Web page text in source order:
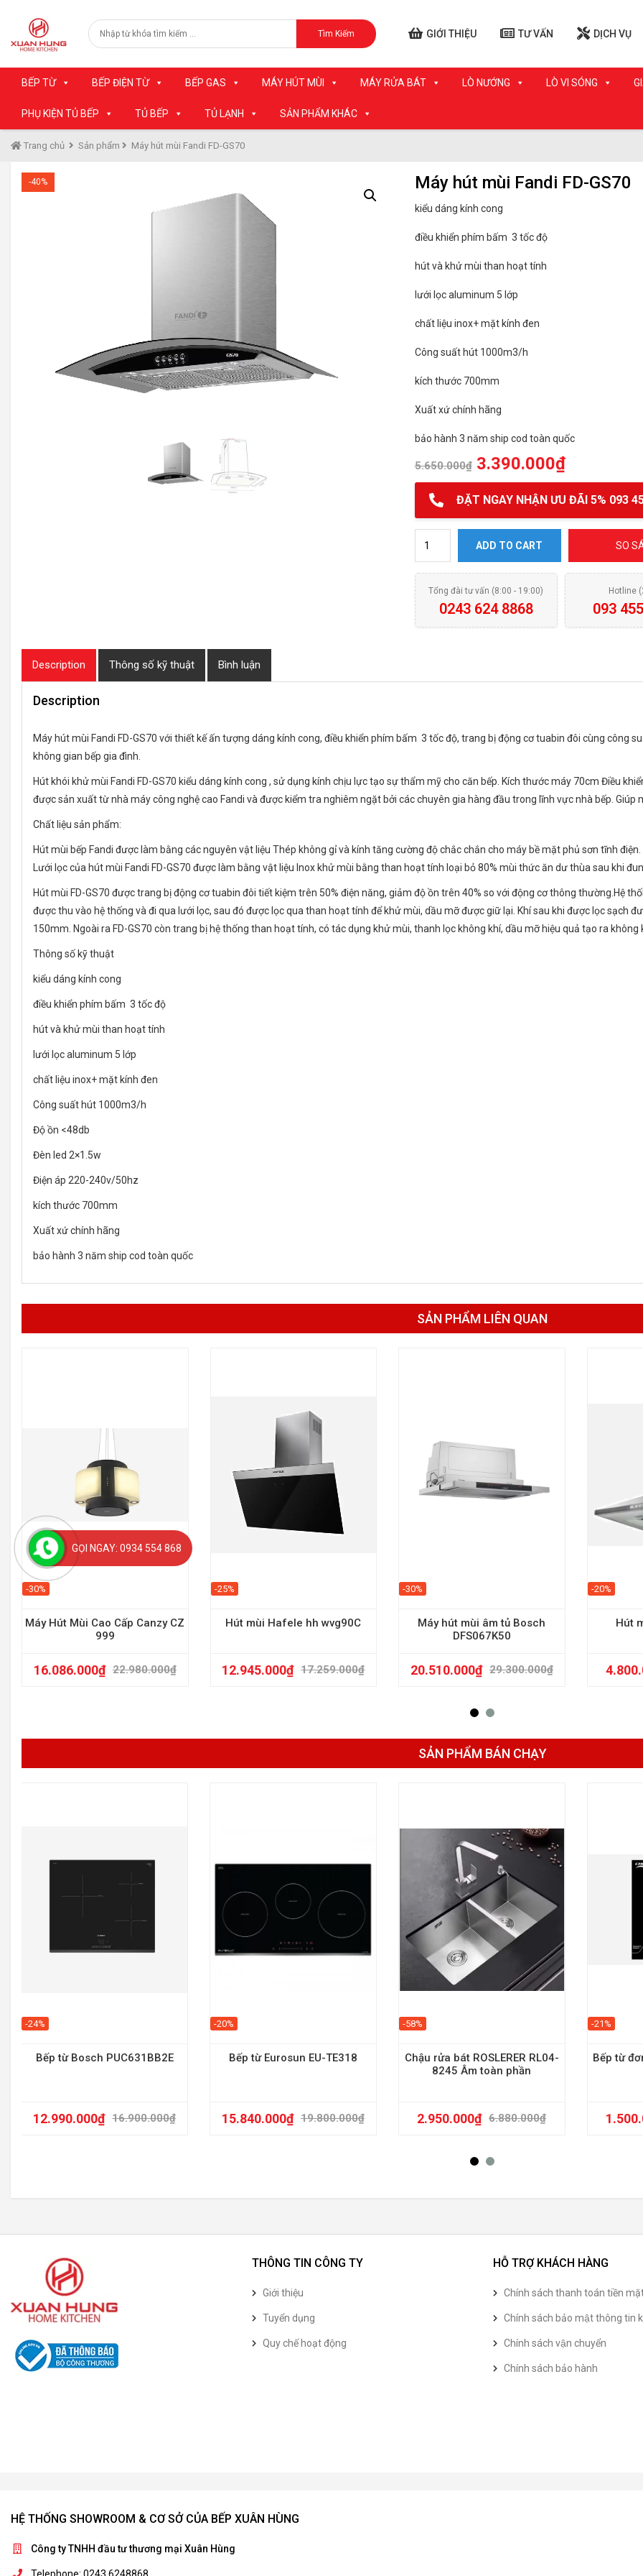
Tìm Kiếm GIỚI THIỆU TƯ VẤN DỊCH VỤ
BẾP TỪ BẾP ĐIỆN TỪ BẾP GAS MÁY HÚT MÙI MÁY RỬA BÁT LÒ NƯỚNG LÒ VI SÓNG
PHỤ KIỆN TỦ BẾP TỦ BẾP TỦ LẠNH SẢN PHẨM KHÁC
Trang chủ Sản phẩm Máy hút mùi Fandi FD-GS70
-40% Máy hút mùi Fandi FD-GS70
kiểu dáng kính cong
điều khiển phím bấm 3 tốc độ
hút và khử mùi than hoạt tính
lưới lọc aluminum 5 lớp
chất liệu inox+ mặt kính đen
Công suất hút 1000m3/h
kích thước 700mm
Xuất xứ chính hãng
bảo hành 3 năm ship cod toàn quốc
5.650.000₫ 3.390.000₫
ĐẶT NGAY NHẬN ƯU ĐÃI 5% 093
ADD TO CART SO
Tổng đài tư vấn (8:00 - 19:00)
0243 624 8868
Hotline
093
Description Thông số kỹ thuật Bình luận
Description
Máy hút mùi Fandi FD-GS70 với thiết kế ấn tượng dáng kính cong, điều khiển phím bấm 3 tốc độ, trang bị động cơ tuabin đôi cùng công
không gian bếp gia đình.
Hút khói khử mùi Fandi FD-GS70 kiểu dáng kính cong , sử dụng kính chịu lực tạo sự thẩm mỹ cho căn bếp. Kích thước máy 70cm Điều
được sản xuất từ nhà máy công nghệ cao Fandi và được kiểm tra nghiêm ngặt bởi các chuyên gia hàng đầu trong lĩnh vực nhà bếp.
Chất liệu sản phẩm:
Hút mùi bếp Fandi được làm bằng các nguyên vật liệu Thép không gỉ và kính tăng cường độ chắc chắn cho máy bề mặt phủ sơn tĩnh
Lưới lọc của hút mùi Fandi FD-GS70 được làm bằng vật liệu Inox khử mùi bằng than hoạt tính loại bỏ 80% mùi thức ăn dư thùa sau khi
Hút mùi FD-GS70 được trang bị động cơ tuabin đôi tiết kiệm trên 50% điện năng, giảm độ ồn trên 40% so với động cơ thông thường.Hệ
được thu vào hệ thống và đi qua lưới lọc, sau đó được lọc qua than hoạt tính để khử mùi, dầu mỡ được giữ lại. Khí sau khi được lọc sạch
150mm. Ngoài ra FD-GS70 còn trang bị hệ thống than hoạt tính, có tác dụng khử mùi, thanh lọc không khí, dầu mỡ hiệu quả tạo ra
Thông số kỹ thuật
kiểu dáng kính cong
điều khiển phím bấm 3 tốc độ
hút và khử mùi than hoạt tính
lưới lọc aluminum 5 lớp
chất liệu inox+ mặt kính đen
Công suất hút 1000m3/h
Độ ồn <48db
Đèn led 2×1.5w
Điện áp 220-240v/50hz
kích thước 700mm
Xuất xứ chính hãng
bảo hành 3 năm ship cod toàn quốc
SẢN PHẨM LIÊN QUAN
-30%
Máy Hút Mùi Cao Cấp Canzy CZ
999
22.980.000₫
16.086.000₫
-25%
Hút mùi Hafele hh wvg90C
17.259.000₫
12.945.000₫
-30%
Máy hút mùi âm tủ Bosch
DFS067K50
29.300.000₫
20.510.000₫
-20%
Hút
SẢN PHẨM BÁN CHẠY
-24%
Bếp từ Bosch PUC631BB2E
16.900.000₫
12.990.000₫
-20%
Bếp từ Eurosun EU-TE318
19.800.000₫
15.840.000₫
-58%
Chậu rửa bát ROSLERER RL04-
8245 Âm toàn phần
6.880.000₫
2.950.000₫
-21%
Bếp từ
THÔNG TIN CÔNG TY
Giới thiệu
Tuyển dụng
Quy chế hoạt động
HỖ TRỢ KHÁCH HÀNG
Chính sách thanh toán tiền
Chính sách bảo mật thông tin
Chính sách vận chuyển
Chính sách bảo hành
HỆ THỐNG SHOWROOM & CƠ SỞ CỦA BẾP XUÂN HÙNG
Công ty TNHH đầu tư thương mại Xuân Hùng
GỌI NGAY: 0934 554 868